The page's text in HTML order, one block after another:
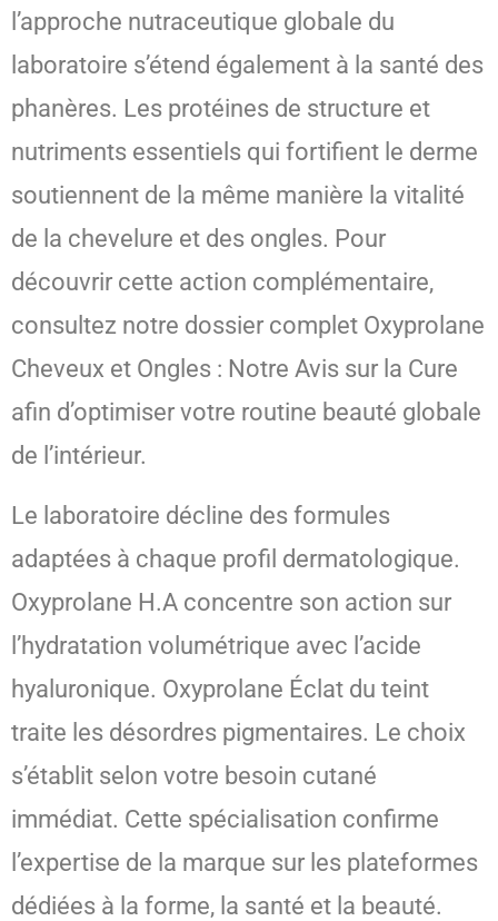
l’approche nutraceutique globale du
laboratoire s’étend également à la santé des
phanères. Les protéines de structure et
nutriments essentiels qui fortifient le derme
soutiennent de la même manière la vitalité
de la chevelure et des ongles. Pour
découvrir cette action complémentaire,
consultez notre dossier complet Oxyprolane
Cheveux et Ongles : Notre Avis sur la Cure
afin d’optimiser votre routine beauté globale
de l’intérieur.
Le laboratoire décline des formules
adaptées à chaque profil dermatologique.
Oxyprolane H.A concentre son action sur
l’hydratation volumétrique avec l’acide
hyaluronique. Oxyprolane Éclat du teint
traite les désordres pigmentaires. Le choix
s’établit selon votre besoin cutané
immédiat. Cette spécialisation confirme
l’expertise de la marque sur les plateformes
dédiées à la forme, la santé et la beauté.